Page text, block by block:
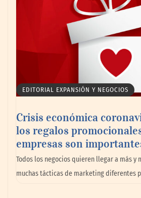
La llanta más cara puede
cuesta: Michelin lo
EDITORIAL EXPANSIÓN Y NEGOCIOS
Crisis económica
los regalos
empresas son
Todos los negocios quieren llegar a más y
muchas tácticas de marketing diferentes